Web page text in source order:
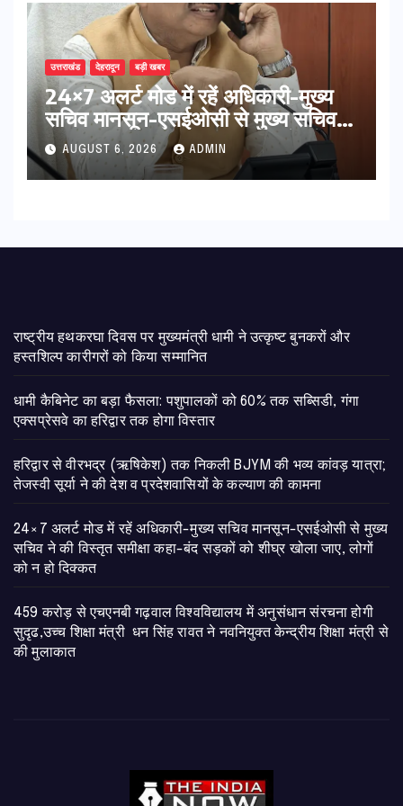
उत्तराखंड देहरादून बड़ी खबर
24×7 अलर्ट मोड में रहें अधिकारी-मुख्य
सचिव मानसून-एसईओसी से मुख्य सचिव ने
की विस्तृत समीक्षा कहा-बंद सड़कों को
शीघ्र खोला जाए, लोगों को न हो दिक्कत
AUGUST 6, 2026 ADMIN
राष्ट्रीय हथकरघा दिवस पर मुख्यमंत्री धामी ने उत्कृष्ट बुनकरों और
हस्तशिल्प कारीगरों को किया सम्मानित
​धामी कैबिनेट का बड़ा फैसला: पशुपालकों को 60% तक सब्सिडी, गंगा
एक्सप्रेसवे का हरिद्वार तक होगा विस्तार
​हरिद्वार से वीरभद्र (ऋषिकेश) तक निकली BJYM की भव्य कांवड़ यात्रा;
तेजस्वी सूर्या ने की देश व प्रदेशवासियों के कल्याण की कामना
24×7 अलर्ट मोड में रहें अधिकारी-मुख्य सचिव मानसून-एसईओसी से मुख्य
सचिव ने की विस्तृत समीक्षा कहा-बंद सड़कों को शीघ्र खोला जाए, लोगों
को न हो दिक्कत
459 करोड़ से एचएनबी गढ़वाल विश्वविद्यालय में अनुसंधान संरचना होगी
सुदृढ,उच्च शिक्षा मंत्री धन सिंह रावत ने नवनियुक्त केन्द्रीय शिक्षा मंत्री से
की मुलाकात